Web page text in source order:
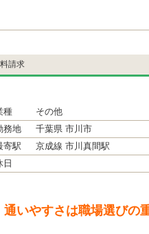
請求
種
その他
務地
千葉県 市川市
寄駅
京成線 市川真間駅
日
いやすさは職場選びの